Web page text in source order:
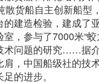
散货船自主创新船型
建造检验，建成了
，参与了7000米“
术问题的研究……据
，中国船级社的技
的进步。